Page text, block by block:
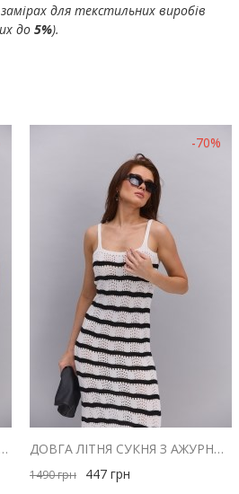
для текстильних виробів
до 5%).
ДОВГА ЛІТНЯ СУКНЯ В БІЛИЗНЯНОМУ СТИЛІ СІРА МЕЛАНЖ
-70%
ДОВГА ЛІТНЯ СУКНЯ З АЖУРНОЇ В`ЯЗКИ СВІТЛО-МОЛОЧНА В ЧОРНУ СМУЖКУ
1490грн 447 грн